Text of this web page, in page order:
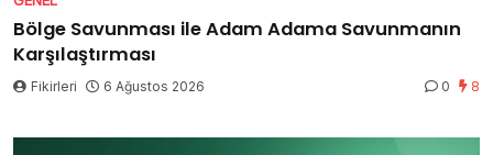
Bölge Savunması ile Adam Adama Savunmanın
Karşılaştırması
Fikirleri 6 Ağustos 2026 0 8